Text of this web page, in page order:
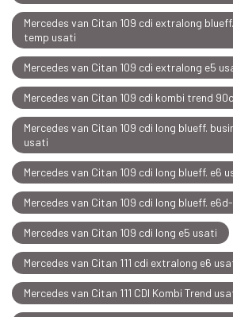
Mercedes van Citan 109 cdi extralong
temp usati
Mercedes van Citan 109 cdi extralong e5
Mercedes van Citan 109 cdi kombi trend
Mercedes van Citan 109 cdi long blueff.
usati
Mercedes van Citan 109 cdi long blueff. e6
Mercedes van Citan 109 cdi long blueff.
Mercedes van Citan 109 cdi long e5 usati
Mercedes van Citan 111 cdi extralong e6
Mercedes van Citan 111 CDI Kombi Trend